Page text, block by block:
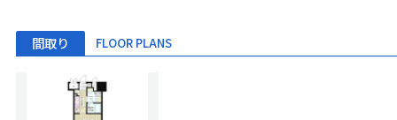
間取り FLOOR PLANS